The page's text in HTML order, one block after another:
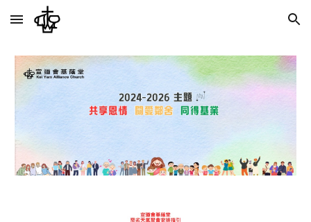
Skip to main content Skip to navigation